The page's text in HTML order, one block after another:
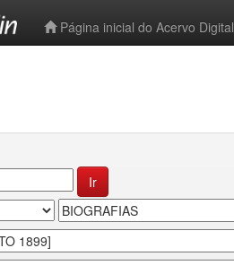
Página inicial do Acervo Digital